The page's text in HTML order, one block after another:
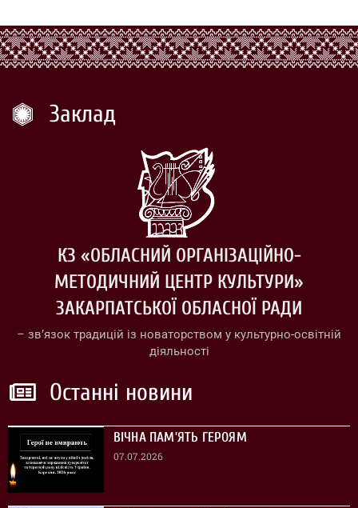
Заклад
КЗ «ОБЛАСНИЙ ОРГАНІЗАЦІЙНО-
МЕТОДИЧНИЙ ЦЕНТР КУЛЬТУРИ»
ЗАКАРПАТСЬКОЇ ОБЛАСНОЇ РАДИ
– зв’язок традицій із новаторством у культурно-освітній
діяльності
Останні новини
ВІЧНА ПАМ’ЯТЬ ГЕРОЯМ
07.07.2026